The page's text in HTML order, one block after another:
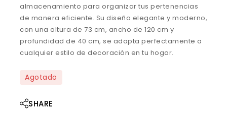
almacenamiento para organizar tus pertenencias
de manera eficiente. Su diseño elegante y moderno,
con una altura de 73 cm, ancho de 120 cm y
profundidad de 40 cm, se adapta perfectamente a
cualquier estilo de decoración en tu hogar.
Agotado
SHARE